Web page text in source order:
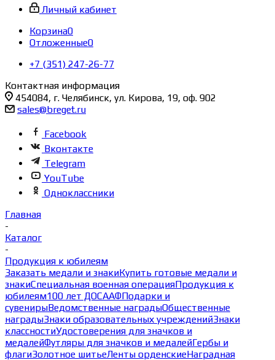
Личный кабинет
Корзина0
Отложенные0
+7 (351) 247-26-77
Контактная информация
454084, г. Челябинск, ул. Кирова, 19, оф. 902
sales@breget.ru
Facebook
Вконтакте
Telegram
YouTube
Одноклассники
Главная
-
Каталог
-
Продукция к юбилеям
Заказать медали и знакиКупить готовые медали и
знакиСпециальная военная операцияПродукция к
юбилеям100 лет ДОСААФПодарки и
сувенирыВедомственные наградыОбщественные
наградыЗнаки образовательных учрежденийЗнаки
классностиУдостоверения для значков и
медалейФутляры для значков и медалейГербы и
флагиЗолотное шитьеЛенты орденскиеНаградная